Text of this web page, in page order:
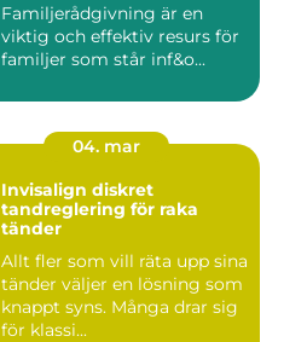
Familjerådgivning är en
viktig och effektiv resurs för
familjer som står inf&o...
04. mar
Invisalign diskret
tandreglering för raka
tänder
Allt fler som vill räta upp sina
tänder väljer en lösning som
knappt syns. Många drar sig
för klassi...